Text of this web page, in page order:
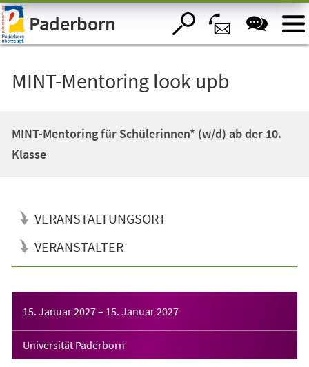
Visuelle
Assistenzsoftware
öffnen.Paderborn
MINT-Mentoring look upb
MINT-Mentoring für Schülerinnen* (w/d) ab der 10.
Klasse
VERANSTALTUNGSORT
VERANSTALTER
15. Januar 2027– 15. Januar 2027
Universität Paderborn